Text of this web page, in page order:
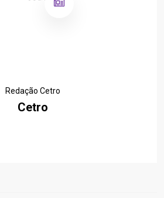
Redação Cetro
Cetro